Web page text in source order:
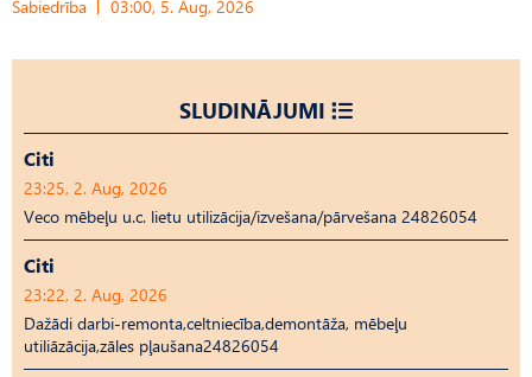
Sabiedrība 03:00, 5. Aug, 2026
SLUDINĀJUMI
Citi
23:25, 2. Aug, 2026
Veco mēbeļu u.c. lietu utilizācija/izvešana/pārvešana 24826054
Citi
23:22, 2. Aug, 2026
Dažādi darbi-remonta,celtniecība,demontāža, mēbeļu
utiliāzācija,zāles pļaušana24826054